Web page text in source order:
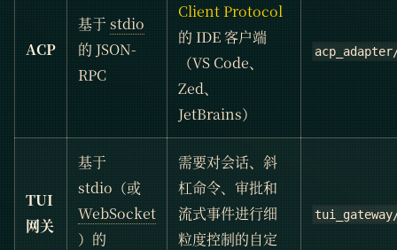
ACP
基于 stdio
的 JSON-
RPC
Client Protocol
的 IDE 客户端
（VS Code、
Zed、
JetBrains）
TUI
网关
基于
stdio（或
WebSocket
）的
需要对会话、斜
杠命令、审批和
流式事件进行细
粒度控制的自定